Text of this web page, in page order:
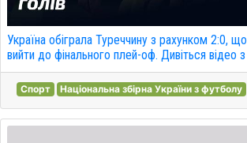
Україна обіграла Туреччину з рахунком 2:0,
вийти до фінального плей-оф. Дивіться відео
Спорт Національна збірна України з футболу